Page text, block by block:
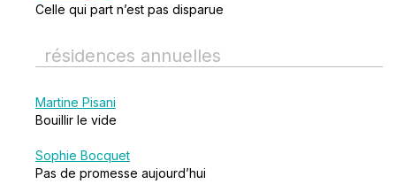
Celle qui part n’est pas disparue
résidences annuelles
Martine Pisani
Bouillir le vide
Sophie Bocquet
Pas de promesse aujourd’hui